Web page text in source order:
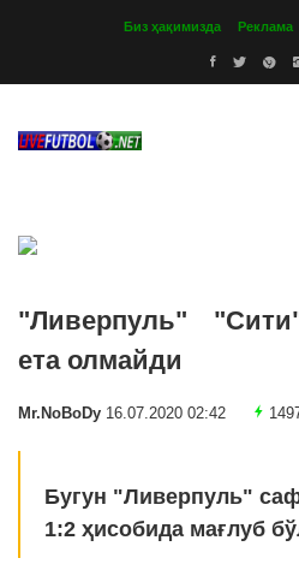
Биз ҳақимизда Реклама
"Ливерпуль"
ета олмайди
Mr.NoBoDy 16.07.2020 02:42
Бугун "Ливерпуль"
1:2 ҳисобида мағлуб